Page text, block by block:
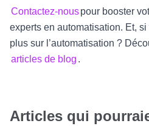
Contactez-nouspour booster
experts en automatisation. Et,
plus sur l’automatisation ?
articles de blog .
Articles qui